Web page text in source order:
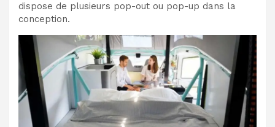
dispose de plusieurs pop-out ou pop-up dans la
conception.